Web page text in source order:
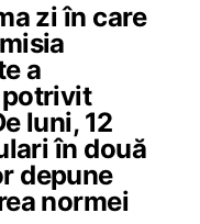
zi în care
a
luni, 12
în două
depune
normei